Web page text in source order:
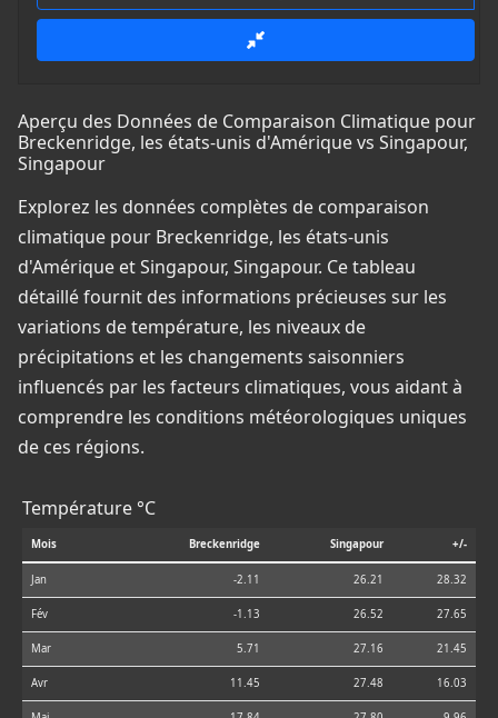
Aperçu des Données de Comparaison Climatique pour
Breckenridge, les états-unis d'Amérique vs Singapour,
Singapour
Explorez les données complètes de comparaison
climatique pour Breckenridge, les états-unis
d'Amérique et Singapour, Singapour. Ce tableau
détaillé fournit des informations précieuses sur les
variations de température, les niveaux de
précipitations et les changements saisonniers
influencés par les facteurs climatiques, vous aidant à
comprendre les conditions météorologiques uniques
de ces régions.
Température °C
Mois Breckenridge Singapour +/-
Jan -2.11 26.21 28.32
Fév -1.13 26.52 27.65
Mar 5.71 27.16 21.45
Avr 11.45 27.48 16.03